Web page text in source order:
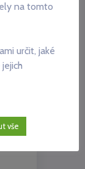
na tomto
určit, jaké
vše